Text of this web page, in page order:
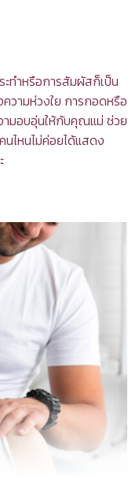
ทำหรือการสัมผัสก็เป็น
ามห่วงใย การกอดหรือ
ามอบอุ่นให้กับคุณแม่ ช่วย
ไหนไม่ค่อยได้แสดง